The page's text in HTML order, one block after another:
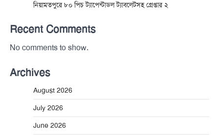
নিয়ামতপুরে ৮০ পিচ ট্যাপেন্টাডল ট্যাবলেটসহ গ্রেপ্তার ২
Recent Comments
No comments to show.
Archives
August 2026
July 2026
June 2026